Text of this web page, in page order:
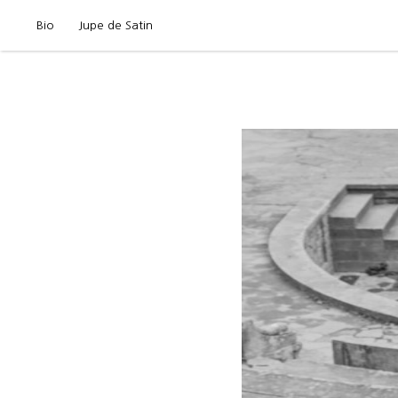
Bio Jupe de Satin